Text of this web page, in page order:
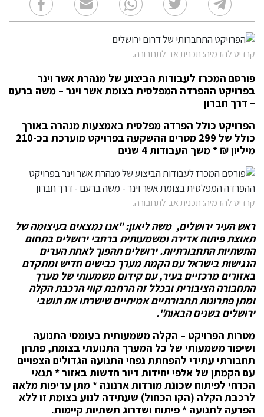
קרדיט להדמיה: תכנית אב לתחבורה.
פורסם המכרז לעבודות הביצוע של מנהרת אשר וינר
בפרויקט ההפרדה המפלסית בצומת אשר וינר – משה ברעם
– דרך חברון
הפרויקט כולל הפרדה מפלסית באמצעות מנהרה באורך
כולל של 299 מטרים ההשקעה בפרויקט מוערכת בכ-210
מיליון ₪ * משך העבודות 4 שנים
קרדיט להדמיה: תכנית אב לתחבורה.
ראש העיר ירושלים, משה ליאון: "אנו נמצאים בעיצומה של
תאוצת פיתוח אדירה ומשמעותית ברחבי ירושלים בתחום
התשתיות התחבורתיות. ירושלים תהפוך לאחת הערים
הנגישות בישראל עם הקמת מערך כבישים חדיש ומתקדם
באזורים מרכזיים בעיר, עם קידום משמעותי של מערך
התחבורה הציבורית ובכלל זה הרחבת קווי הרכבת הקלה
ומתן פתרונות תחבורתיים אמיתיים שישרתו את תושבי
ירושלים בשנים הבאות".
מטרות הפרויקט – הקלה משמעותית בעומסי התנועה
ושיפור משמעותי של כל המערך התנועתי בצומת, פתרון
תחבורתי עתידי להפחתת נפחי התנועה הגדולים הצפויים
עם הקמתן של אלפי יחידות דיור חדשות באזור * תנאי
הכרחי לפיתוח שכונת מורדות ארנונה * מתן עדיפות מלאה
לרכבת הקלה (הקו הכחול) שעתידה לנוע בצומת זו ללא
הפרעה לתנועה * פיתוח ושדרוג תשתיות קיימות.